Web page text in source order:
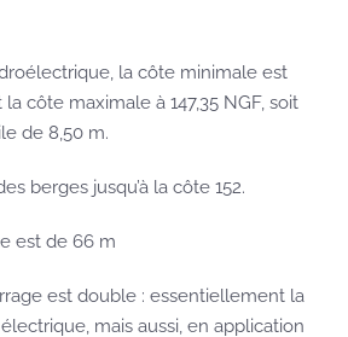
la côte minimale est
côte maximale à 147,35 NGF, soit
de 8,50 m.
berges jusqu’à la côte 152.
est de 66 m
est double : essentiellement la
mais aussi, en application